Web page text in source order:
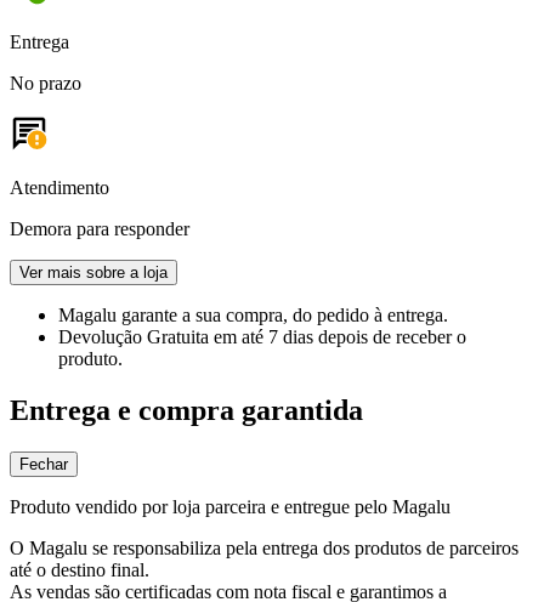
Entrega
No prazo
Atendimento
Demora para responder
Ver mais sobre a loja
Magalu garante a sua compra, do pedido à entrega.
Devolução Gratuita em até 7 dias depois de receber o
produto.
Entrega e compra garantida
Fechar
Produto vendido por loja parceira e entregue pelo Magalu
O Magalu se responsabiliza pela entrega dos produtos de parceiros
até o destino final.
As vendas são certificadas com nota fiscal e garantimos a